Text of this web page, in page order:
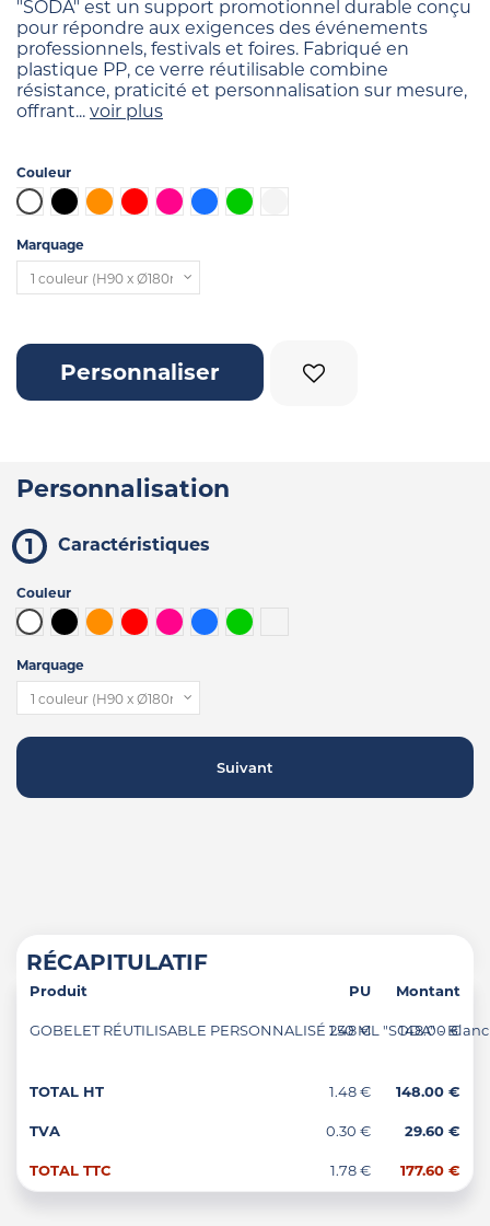
"SODA" est un support promotionnel durable conçu
pour répondre aux exigences des événements
professionnels, festivals et foires. Fabriqué en
plastique PP, ce verre réutilisable combine
résistance, praticité et personnalisation sur mesure,
offrant... voir plus
Couleur
Blanc
Noir OrangeRouge FuchsiaBleu Vert clair
Marquage
Personnaliser
Personnalisation
Caractéristiques
Couleur
Blanc
Noir OrangeRouge FuchsiaBleu Vert clair
Marquage
Suivant
RÉCAPITULATIF
Produit PU Montant
GOBELET RÉUTILISABLE PERSONNALISÉ 250 ML "SODA" -
1.48 € 148.00 €
TOTAL HT 1.48 € 148.00 €
TVA 0.30 € 29.60 €
TOTAL TTC 1.78 € 177.60 €